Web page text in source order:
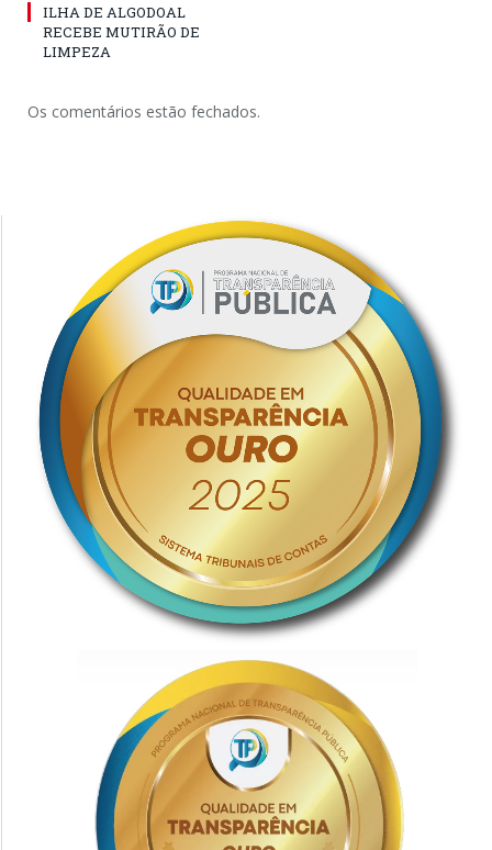
ILHA DE ALGODOAL
RECEBE MUTIRÃO DE
LIMPEZA
Os comentários estão fechados.